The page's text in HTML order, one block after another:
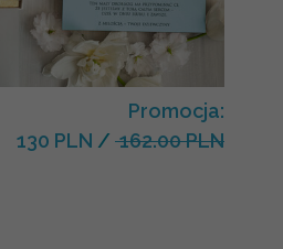
Promocja:
130 PLN / 162.00 PLN